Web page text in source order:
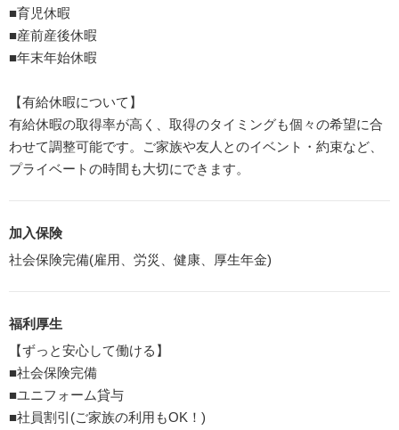
■育児休暇
■産前産後休暇
■年末年始休暇
【有給休暇について】
有給休暇の取得率が高く、取得のタイミングも個々の希望に合
わせて調整可能です。ご家族や友人とのイベント・約束など、
プライベートの時間も大切にできます。
加入保険
社会保険完備(雇用、労災、健康、厚生年金)
福利厚生
【ずっと安心して働ける】
■社会保険完備
■ユニフォーム貸与
■社員割引(ご家族の利用もOK！)